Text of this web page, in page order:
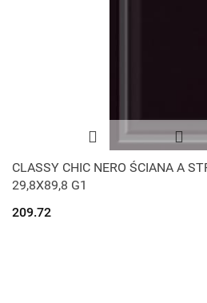
CLASSY CHIC NERO ŚCIANA A
29,8X89,8 G1
209.72